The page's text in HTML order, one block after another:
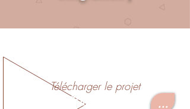
Télécharger le projet
Educatif ...